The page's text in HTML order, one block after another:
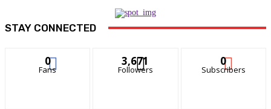
STAY CONNECTED
0
Fans
3,671
Followers
0
Subscribers